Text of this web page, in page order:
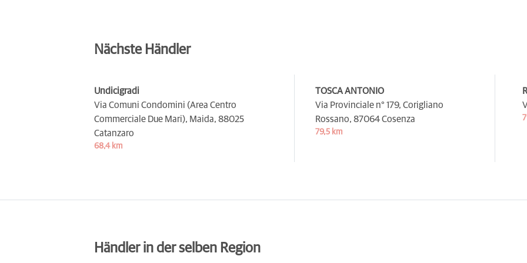
Nächste Händler
Undicigradi
Via Comuni Condomini (Area Centro
Commerciale Due Mari), Maida, 88025
Catanzaro
68,4 km
TOSCA ANTONIO
Via Provinciale n° 179, Corigliano
Rossano, 87064 Cosenza
79,5 km
Händler in der selben Region